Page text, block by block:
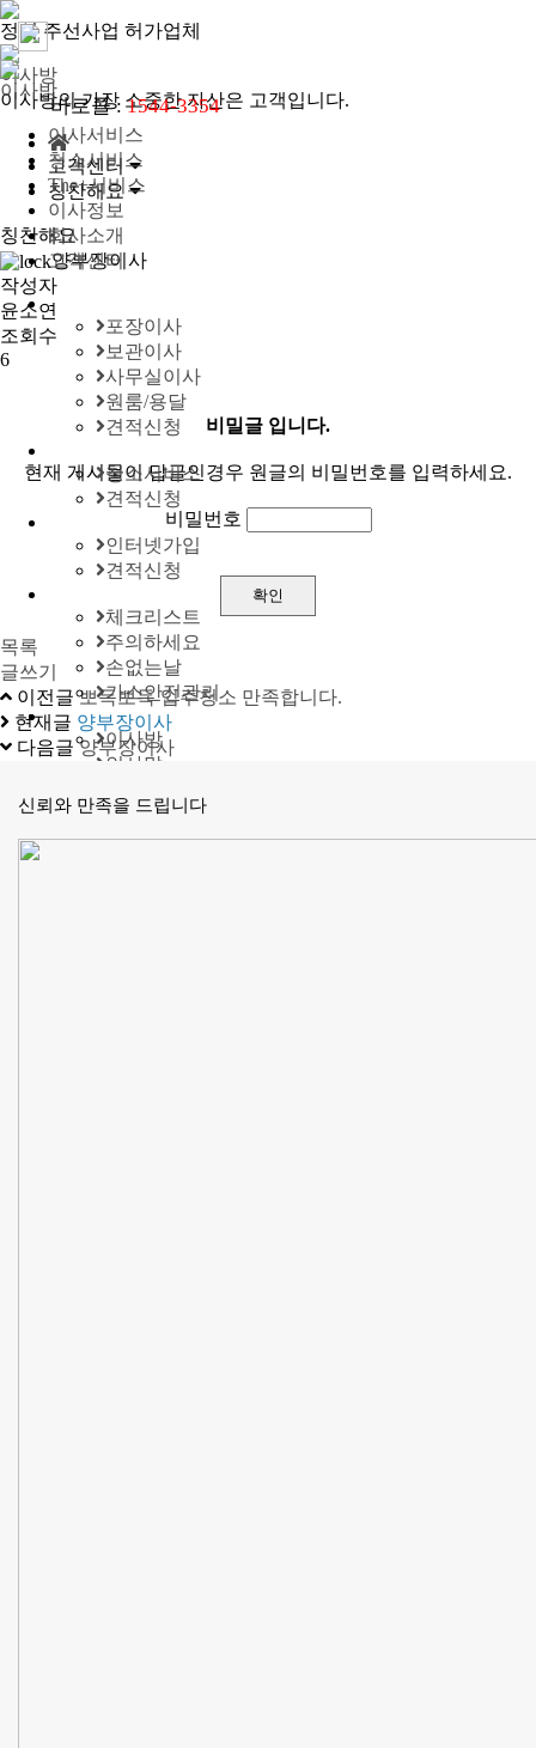
정식 주선사업 허가업체
이사방
이사서비스
청소서비스
The+서비스
이사정보
회사소개
고객센터
바로콜 :1544-3354
포장이사
보관이사
사무실이사
원룸/용달
견적신청
청소서비스
견적신청
인터넷가입
견적신청
체크리스트
주의하세요
손없는날
가스안전관리
이사방
인사말
인증/수상
홍보/제휴
이사방
이사방의 가장 소중한 자산은 고객입니다.
고객센터
칭찬해요
칭찬해요
양부장이사
작성자
윤소연
조회수
6
비밀글 입니다.
현재 게시물이 답글인경우 원글의 비밀번호를 입력하세요.
비밀번호
목록
글쓰기
이전글 뽀득뽀득 입주청소 만족합니다.
현재글 양부장이사
다음글 양부장이사
신뢰와 만족을 드립니다